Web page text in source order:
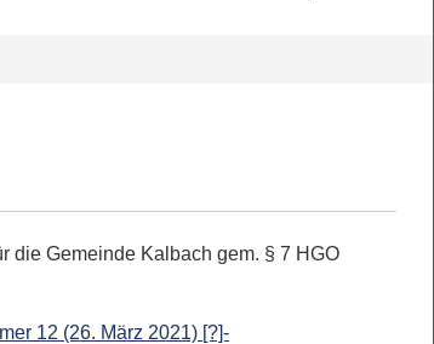
die Gemeinde Kalbach gem. § 7 HGO
12 (26. März 2021) [?]-